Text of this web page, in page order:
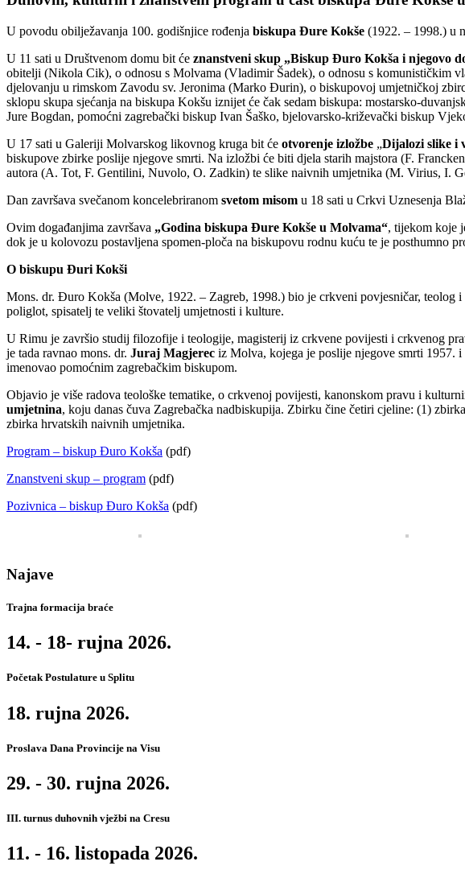
U povodu obilježavanja 100. godišnjice rođenja biskupa Đure Kokše (1922. – 1998.) u
U 11 sati u Društvenom domu bit će znanstveni skup „Biskup Đuro Kokša i njegovo
obitelji (Nikola Cik), o odnosu s Molvama (Vladimir Šadek), o odnosu s
djelovanju u rimskom Zavodu sv. Jeronima (Marko Đurin), o biskupovoj umjetničkoj
sklopu skupa sjećanja na biskupa Kokšu iznijet će čak sedam biskupa: mostarsko-
Jure Bogdan, pomoćni zagrebački biskup Ivan Šaško, bjelovarsko-križevački biskup
U 17 sati u Galeriji Molvarskog likovnog kruga bit će otvorenje izložbe „Dijalozi slike i
biskupove zbirke poslije njegove smrti. Na izložbi će biti djela starih majstora (F.
autora (A. Tot, F. Gentilini, Nuvolo, O. Zadkin) te slike naivnih umjetnika (M. Virius, I.
Dan završava svečanom koncelebriranom svetom misom u 18 sati u Crkvi Uznesenja
Ovim događanjima završava „Godina biskupa Đure Kokše u Molvama“, tijekom koje
dok je u kolovozu postavljena spomen-ploča na biskupovu rodnu kuću te je posthumno
O biskupu Đuri Kokši
Mons. dr. Đuro Kokša (Molve, 1922. – Zagreb, 1998.) bio je crkveni povjesničar, teolog
poliglot, spisatelj te veliki štovatelj umjetnosti i kulture.
U Rimu je završio studij filozofije i teologije, magisterij iz crkvene povijesti i crkvenog
je tada ravnao mons. dr. Juraj Magjerec iz Molva, kojega je poslije njegove smrti 1957.
imenovao pomoćnim zagrebačkim biskupom.
Objavio je više radova teološke tematike, o crkvenoj povijesti, kanonskom pravu i
umjetnina, koju danas čuva Zagrebačka nadbiskupija. Zbirku čine četiri cjeline: (1)
zbirka hrvatskih naivnih umjetnika.
Program – biskup Đuro Kokša (pdf)
Znanstveni skup – program (pdf)
Pozivnica – biskup Đuro Kokša (pdf)
Najave
Trajna formacija braće
14. - 18- rujna 2026.
Početak Postulature u Splitu
18. rujna 2026.
Proslava Dana Provincije na Visu
29. - 30. rujna 2026.
III. turnus duhovnih vježbi na Cresu
11. - 16. listopada 2026.